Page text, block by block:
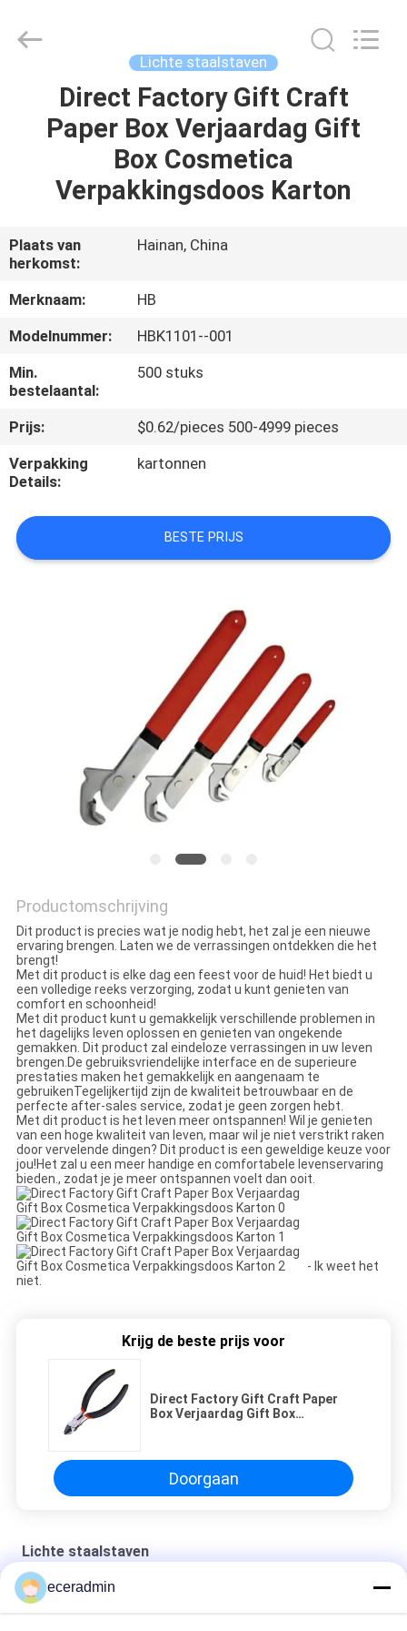
THUIS
PRODUCTEN
ONS
FABRIEKSTOCHT
KWALITEITSCONTROLE
NEEM
CONTACT
MET
ONS
OP
OFFERTE
PRIVACYBELEID
Rights
Lichte staalstaven
Direct Factory Gift Craft
Paper Box Verjaardag Gift
Box Cosmetica
Verpakkingsdoos Karton
Plaats van
herkomst:
Hainan, China
Merknaam:
HB
Modelnummer:
HBK1101--001
Min.
bestelaantal:
500 stuks
Prijs:
$0.62/pieces 500-4999 pieces
Verpakking
Details:
kartonnen
BESTE PRIJS
Productomschrijving
Dit product is precies wat je nodig hebt, het zal je een nieuwe
ervaring brengen. Laten we de verrassingen ontdekken die het
brengt!
Met dit product is elke dag een feest voor de huid! Het biedt u
een volledige reeks verzorging, zodat u kunt genieten van
comfort en schoonheid!
Met dit product kunt u gemakkelijk verschillende problemen in
het dagelijks leven oplossen en genieten van ongekende
gemakken. Dit product zal eindeloze verrassingen in uw leven
brengen.De gebruiksvriendelijke interface en de superieure
prestaties maken het gemakkelijk en aangenaam te
gebruikenTegelijkertijd zijn de kwaliteit betrouwbaar en de
perfecte after-sales service, zodat je geen zorgen hebt.
Met dit product is het leven meer ontspannen! Wil je genieten
van een hoge kwaliteit van leven, maar wil je niet verstrikt raken
door vervelende dingen? Dit product is een geweldige keuze voor
jou!Het zal u een meer handige en comfortabele levenservaring
bieden., zodat je je meer ontspannen voelt dan ooit.
- Ik weet het
niet.
Krijg de beste prijs voor
Direct Factory Gift Craft Paper
Box Verjaardag Gift Box
Doorgaan
Lichte staalstaven
Kleine juwelen papier verpakking cadeaubon meisjes goedkope
verpakkingsdoos
eceradmin